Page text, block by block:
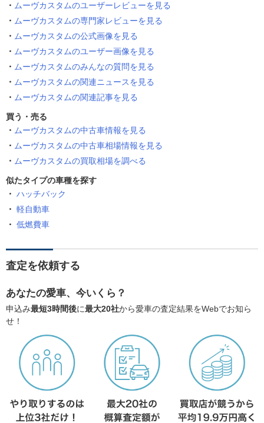
ムーヴカスタムのユーザーレビューを見る
ムーヴカスタムの専門家レビューを見る
ムーヴカスタムの公式画像を見る
ムーヴカスタムのユーザー画像を見る
ムーヴカスタムのみんなの質問を見る
ムーヴカスタムの関連ニュースを見る
ムーヴカスタムの関連記事を見る
買う・売る
ムーヴカスタムの中古車情報を見る
ムーヴカスタムの中古車相場情報を見る
ムーヴカスタムの買取相場を調べる
似たタイプの車種を探す
ハッチバック
軽自動車
低燃費車
査定を依頼する
あなたの愛車、今いくら？
申込み最短3時間後に最大20社から愛車の査定結果をWebでお知ら
せ！